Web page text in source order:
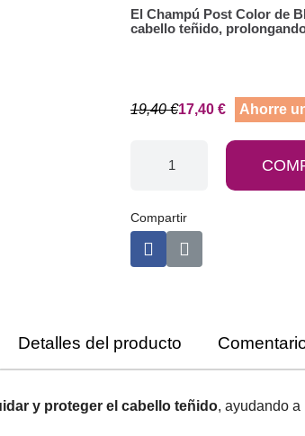
El Champú Post Color de
cabello teñido,
19,40 €17,40 € Ahorre
Compartir
Detalles del producto
y proteger el cabello teñido, ayudando